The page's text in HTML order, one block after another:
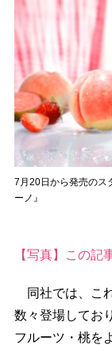
7月20日から発売のス
ーノ』
【写真】この記
同社では、こ
数々登場してお
フルーツ・桃を